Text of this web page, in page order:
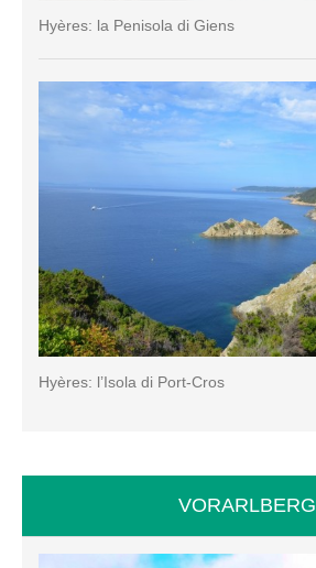
Hyères: la Penisola di Giens
Hyères: l’Isola di Port-Cros
VORARLBERG